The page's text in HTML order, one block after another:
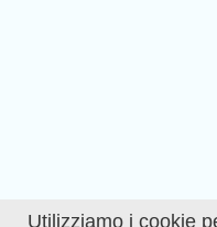
Utilizziamo i cookie